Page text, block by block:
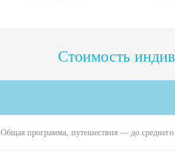
Стоимость
Общая программа, путешествия — до